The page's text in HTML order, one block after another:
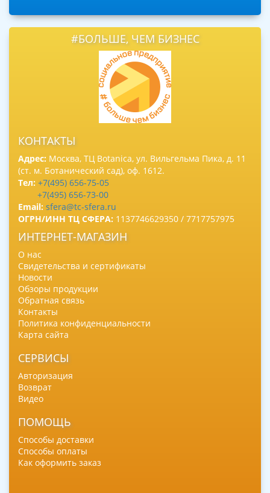
#БОЛЬШЕ, ЧЕМ БИЗНЕС
КОНТАКТЫ
Адрес: Москва, ТЦ Botanica, ул. Вильгельма Пика, д. 11
(ст. м. Ботанический сад), оф. 1612.
Тел: +7(495) 656-75-05
+7(495) 656-73-00
Email: sfera@tc-sfera.ru
ОГРН/ИНН ТЦ СФЕРА: 1137746629350 / 7717757975
ИНТЕРНЕТ-МАГАЗИН
О нас
Свидетельства и сертификаты
Новости
Обзоры продукции
Обратная связь
Контакты
Политика конфиденциальности
Карта сайта
СЕРВИСЫ
Авторизация
Возврат
Видео
ПОМОЩЬ
Способы доставки
Способы оплаты
Как оформить заказ